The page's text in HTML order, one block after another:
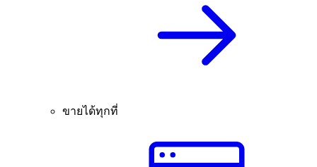
ขายได้ทุกที่